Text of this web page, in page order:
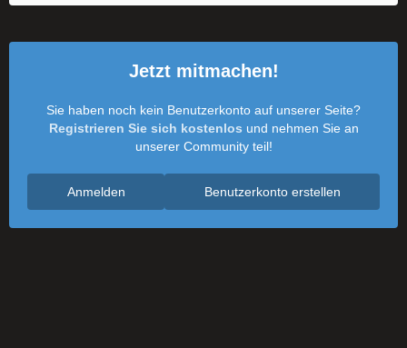
Jetzt mitmachen!
Sie haben noch kein Benutzerkonto auf unserer Seite?
Registrieren Sie sich kostenlos und nehmen Sie an
unserer Community teil!
Benutzerkonto erstellen
Anmelden